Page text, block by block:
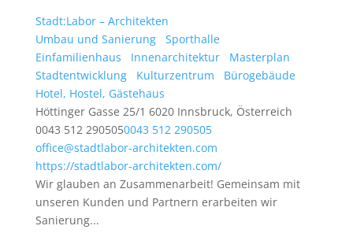
Stadt:Labor – Architekten
Umbau und Sanierung
Sporthalle
Einfamilienhaus
Innenarchitektur
Masterplan
Stadtentwicklung
Kulturzentrum
Bürogebäude
Hotel, Hostel, Gästehaus
Höttinger Gasse 25/1 6020 Innsbruck, Österreich
0043 512 2905050043 512 290505
office@stadtlabor-architekten.com
https://stadtlabor-architekten.com/
Wir glauben an Zusammenarbeit! Gemeinsam mit
unseren Kunden und Partnern erarbeiten wir
Sanierung...